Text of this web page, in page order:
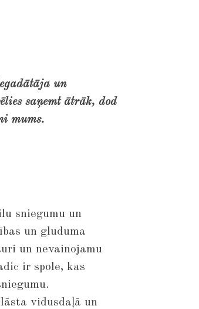
un
saņemt ātrāk, dod
mums.
sniegumu un
un gluduma
un nevainojamu
ir spole, kas
vidusdaļā un